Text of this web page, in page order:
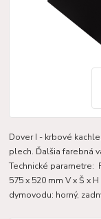
Dover I - krbové
plech. Ďalšia farebná
Technické parametre:
575 x 520 mm V x Š x
dymovodu: horný,